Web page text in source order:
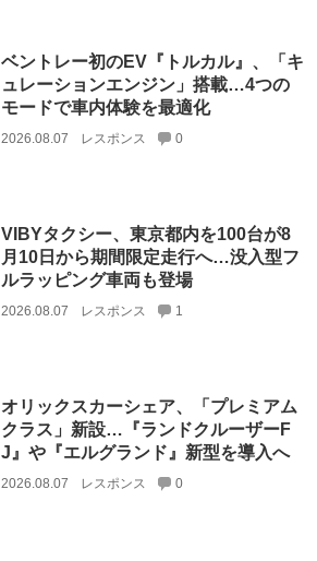
ベントレー初のEV『トルカル』、「キ
ュレーションエンジン」搭載…4つの
モードで車内体験を最適化
2026.08.07 レスポンス 0
VIBYタクシー、東京都内を100台が8
月10日から期間限定走行へ…没入型フ
ルラッピング車両も登場
2026.08.07 レスポンス 1
オリックスカーシェア、「プレミアム
クラス」新設…『ランドクルーザーF
J』や『エルグランド』新型を導入へ
2026.08.07 レスポンス 0